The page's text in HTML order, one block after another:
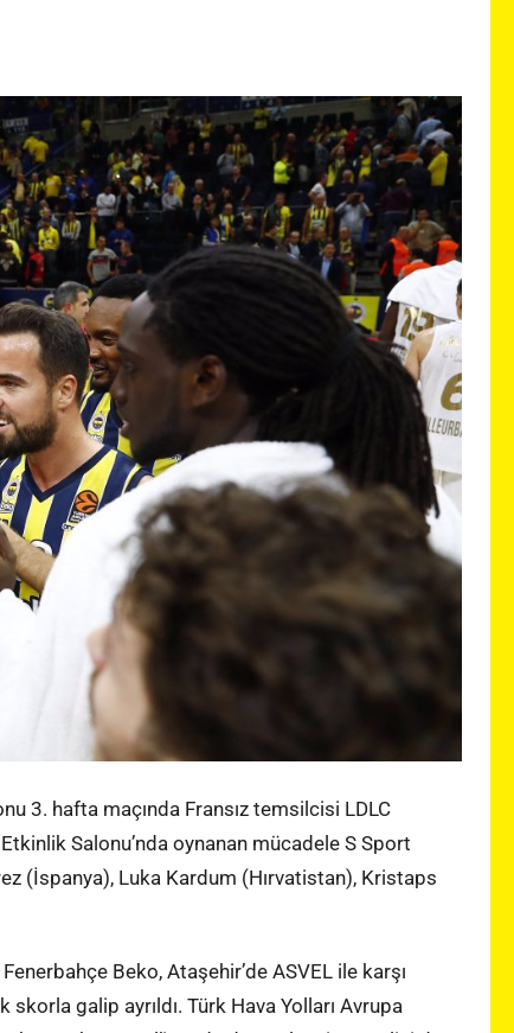
3. hafta maçında Fransız temsilcisi LDLC
Salonu’nda oynanan mücadele S Sport
(İspanya), Luka Kardum (Hırvatistan), Kristaps
Beko, Ataşehir’de ASVEL ile karşı
skorla galip ayrıldı. Türk Hava Yolları Avrupa